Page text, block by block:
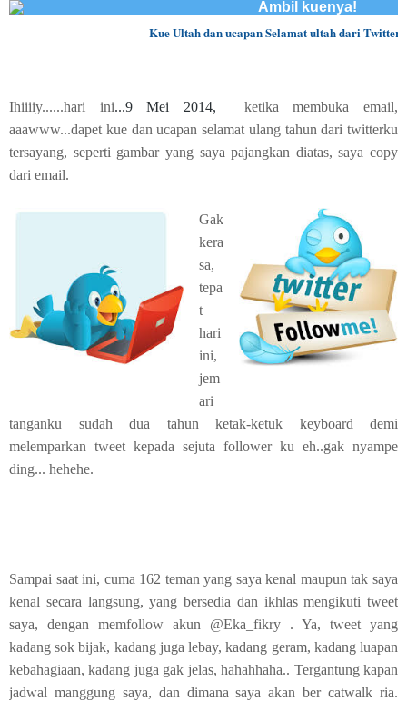
Kue Ultah dan ucapan Selamat ultah dari
Ihiiiiy......hari ini...9 Mei 2014,
ketika membuka email,
aaawww...dapet kue dan ucapan selamat ulang tahun dari twitterku
tersayang, seperti gambar yang saya pajangkan diatas, saya copy
dari email.
Gak
kera
sa,
tepa
t
hari
ini,
jem
ari
tanganku sudah dua tahun ketak-ketuk keyboard demi
melemparkan tweet kepada sejuta follower ku eh..gak nyampe
ding... hehehe.
Sampai saat ini, cuma 162 teman yang saya kenal maupun tak saya
kenal secara langsung, yang bersedia dan ikhlas mengikuti tweet
saya, dengan memfollow akun @Eka_fikry . Ya, tweet yang
kadang sok bijak, kadang juga lebay, kadang geram, kadang luapan
kebahagiaan, kadang juga gak jelas, hahahhaha.. Tergantung kapan
jadwal manggung saya, dan dimana saya akan ber catwalk ria.